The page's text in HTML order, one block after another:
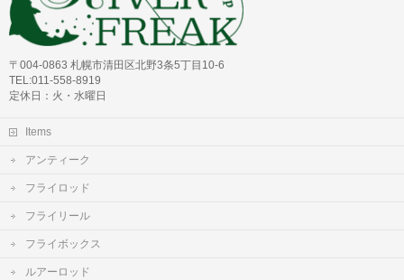
〒004-0863 札幌市清田区北野3条5丁目10-6
TEL:011-558-8919
定休日：火・水曜日
Items
アンティーク
フライロッド
フライリール
フライボックス
ルアーロッド